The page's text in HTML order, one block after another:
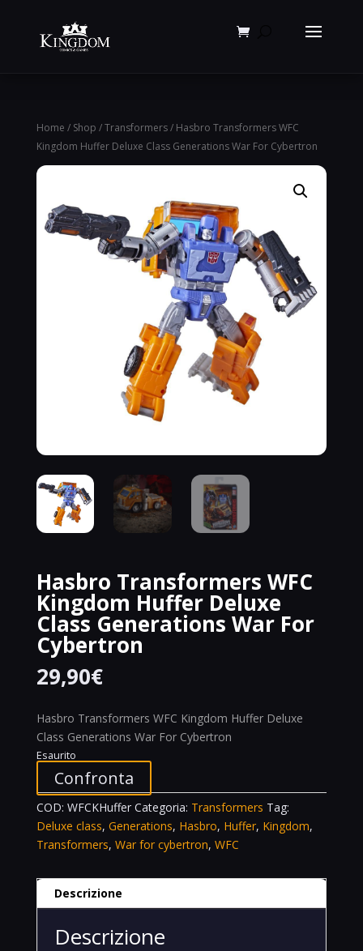
Home / Shop /Transformers/ Hasbro Transformers WFC
Kingdom Huffer Deluxe Class Generations War For Cybertron
Hasbro Transformers WFC
Kingdom Huffer Deluxe
Class Generations War For
Cybertron
29,90€
Hasbro Transformers WFC Kingdom Huffer Deluxe
Class Generations War For Cybertron
Esaurito
Confronta
COD: WFCKHuffer Categoria: Transformers Tag:
Deluxe class, Generations, Hasbro, Huffer, Kingdom,
Transformers, War for cybertron, WFC
Descrizione
Descrizione